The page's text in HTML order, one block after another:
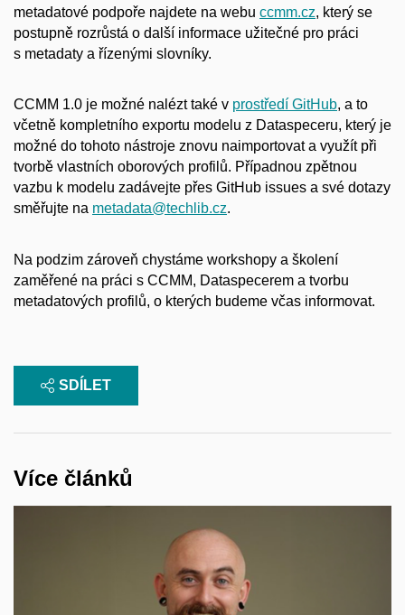
metadatové podpoře najdete na webu ccmm.cz, který se
postupně rozrůstá o další informace užitečné pro práci
s metadaty a řízenými slovníky.
CCMM 1.0 je možné nalézt také v prostředí GitHub, a to
včetně kompletního exportu modelu z Dataspeceru, který je
možné do tohoto nástroje znovu naimportovat a využít při
tvorbě vlastních oborových profilů. Případnou zpětnou
vazbu k modelu zadávejte přes GitHub issues a své dotazy
směřujte na metadata@techlib.cz.
Na podzim zároveň chystáme workshopy a školení
zaměřené na práci s CCMM, Dataspecerem a tvorbu
metadatových profilů, o kterých budeme včas informovat.
SDÍLET
Více článků